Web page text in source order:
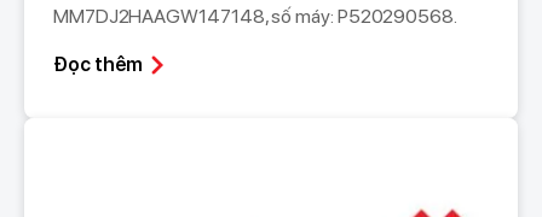
MM7DJ2HAAGW147148, số máy: P520290568.
Đọc thêm